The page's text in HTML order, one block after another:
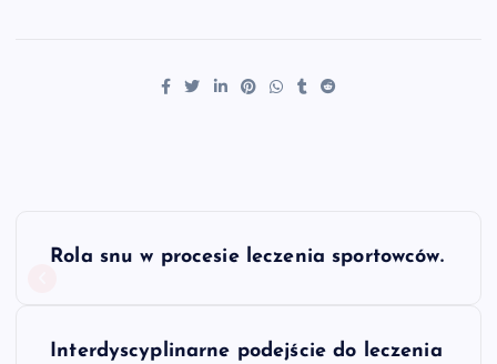
NRola snu w procesie leczenia sportowców.
Interdyscyplinarne podejście do leczenia